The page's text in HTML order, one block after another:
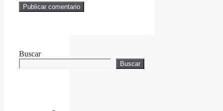
Buscar
Buscar